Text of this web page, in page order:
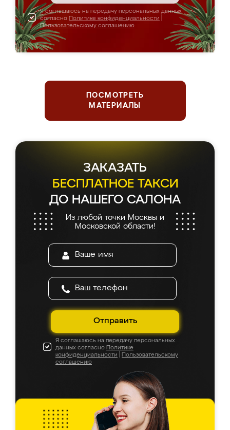
Я соглашаюсь на передачу персональных данных
согласно Политике конфиденциальности
Пользовательскому соглашению
ПОСМОТРЕТЬ
МАТЕРИАЛЫ
Держим планку
серьезнее, чем чемпионы
по фигурному катанию
5.0из 5
На основе945оценок
Оставить отзыв
6 августа 2026
Заказывала кухню в Ренессанс, осталась